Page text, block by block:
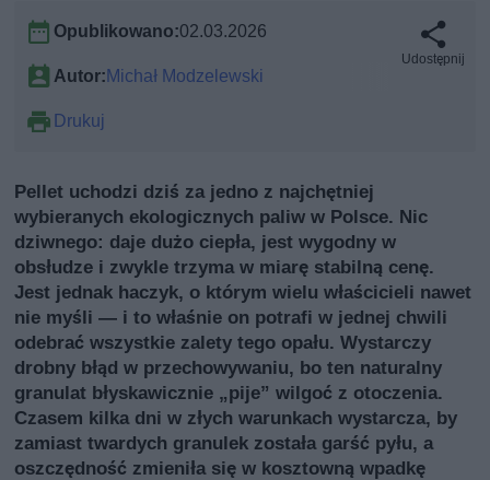
Opublikowano:02.03.2026
Autor:Michał Modzelewski
Drukuj
Udostępnij
Pellet uchodzi dziś za jedno z najchętniej
wybieranych ekologicznych paliw w Polsce. Nic
dziwnego: daje dużo ciepła, jest wygodny w
obsłudze i zwykle trzyma w miarę stabilną cenę.
Jest jednak haczyk, o którym wielu właścicieli nawet
nie myśli — i to właśnie on potrafi w jednej chwili
odebrać wszystkie zalety tego opału. Wystarczy
drobny błąd w przechowywaniu, bo ten naturalny
granulat błyskawicznie „pije” wilgoć z otoczenia.
Czasem kilka dni w złych warunkach wystarcza, by
zamiast twardych granulek została garść pyłu, a
oszczędność zmieniła się w kosztowną wpadkę